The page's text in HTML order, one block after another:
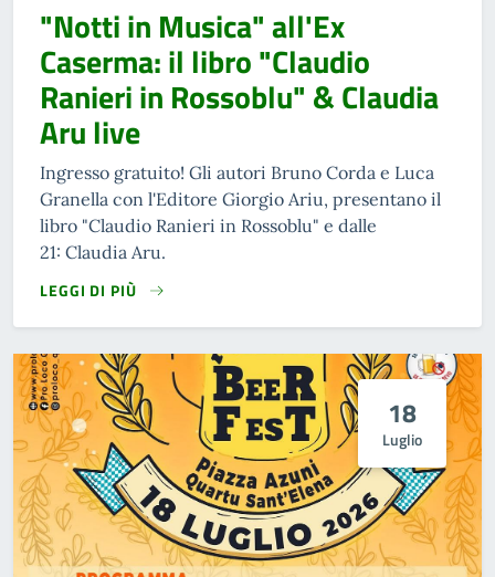
"Notti in Musica" all'Ex
Caserma: il libro "Claudio
Ranieri in Rossoblu" & Claudia
Aru live
Ingresso gratuito! Gli autori Bruno Corda e Luca
Granella con l'Editore Giorgio Ariu, presentano il
libro "Claudio Ranieri in Rossoblu" e dalle
21: Claudia Aru.
LEGGI DI PIÙ
18
Luglio